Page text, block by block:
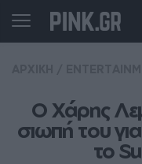
Ο Χάρης
σιωπή του
το